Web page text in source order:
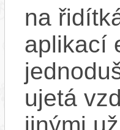
na
aplikací
ujetá
jinými